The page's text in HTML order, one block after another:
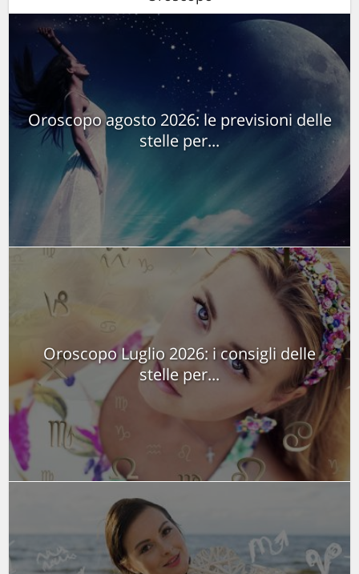
Oroscopo agosto 2026: le previsioni delle
stelle per...
Oroscopo Luglio 2026: i consigli delle
stelle per...